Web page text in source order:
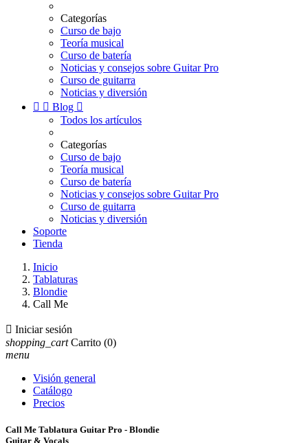
Categorías
Curso de bajo
Teoría musical
Curso de batería
Noticias y consejos sobre Guitar Pro
Curso de guitarra
Noticias y diversión
  Blog 
Todos los artículos
Categorías
Curso de bajo
Teoría musical
Curso de batería
Noticias y consejos sobre Guitar Pro
Curso de guitarra
Noticias y diversión
Soporte
Tienda
Inicio
Tablaturas
Blondie
Call Me
 Iniciar sesión
shopping_cart Carrito (0)
menu
Visión general
Catálogo
Precios
Call Me Tablatura Guitar Pro - Blondie
Guitar & Vocals